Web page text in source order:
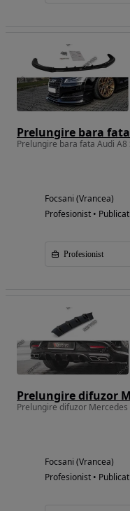
Focsani (Vrancea)
Profesionist • Publicat
Profesionist
Focsani (Vrancea)
Profesionist • Publicat